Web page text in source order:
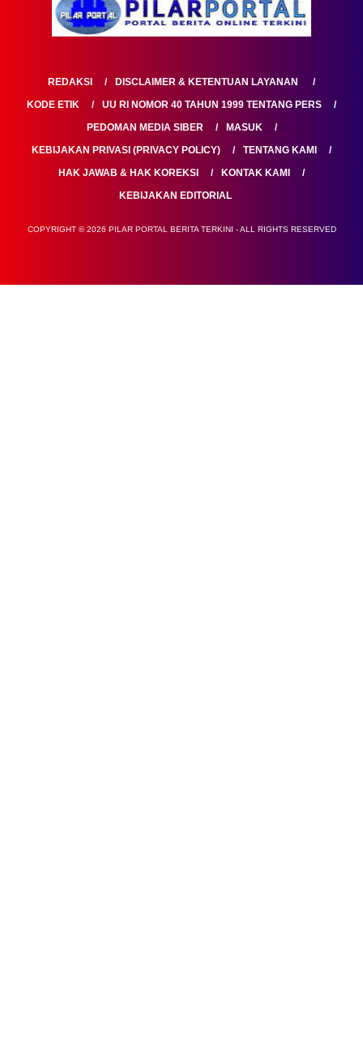
REDAKSI
DISCLAIMER & KETENTUAN LAYANAN
KODE ETIK
UU RI NOMOR 40 TAHUN 1999 TENTANG PERS
PEDOMAN MEDIA SIBER
MASUK
KEBIJAKAN PRIVASI (PRIVACY POLICY)
TENTANG KAMI
HAK JAWAB & HAK KOREKSI
KONTAK KAMI
KEBIJAKAN EDITORIAL
COPYRIGHT © 2026 PILAR PORTAL BERITA TERKINI - ALL RIGHTS RESERVED